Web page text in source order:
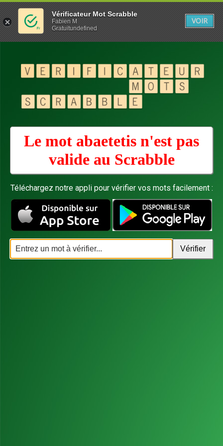
Le mot abaetetis n'est pas
valide au Scrabble
Téléchargez notre appli pour vérifier vos mots facilement :
Vérificateur Mot Scrabble
Fabien M
Gratuitundefined
VOIR